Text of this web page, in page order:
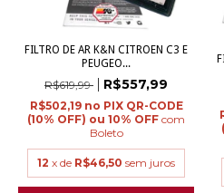
FILTRO DE AR K&N CITROEN C3 E
PEUGEO...
R$619,99 R$557,99
R$502,19
com
Boleto
12 x de R$46,50 sem juros